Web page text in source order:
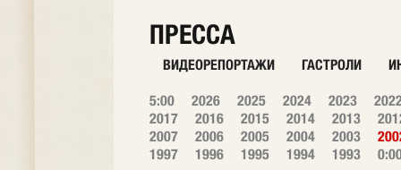
ПРЕССА
ВИДЕОРЕПОРТАЖИ ГАСТРОЛИ
5:00 2026 2025 2024 2023
2017
2016 2015 2014 2013
2007
2006 2005 2004 2003
1997
1996 1995 1994 1993